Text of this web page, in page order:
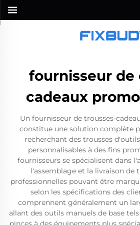
fournisseur de
cadeaux
Un fournisseur de trousses-
constitue une solution complète
recherchant des trousses
personnalisables à des fins
fournisseurs se spécialisent dans
l'assemblage et la livraison de
professionnelles pouvant être
selon les spécifications des
comprennent généralement un
allant des outils manuels de base